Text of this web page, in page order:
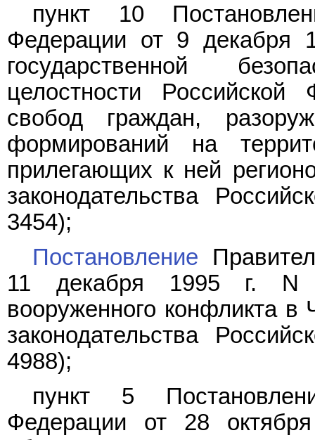
пункт 10
Федерации от 9 декабря
государственной
целостности
свобод граждан,
формирований на
прилегающих к ней
законодательства
3454);
Постановление
11 декабря 1995 г. N
вооруженного конфликта в
законодательства
4988);
пункт 5
Федерации от 28